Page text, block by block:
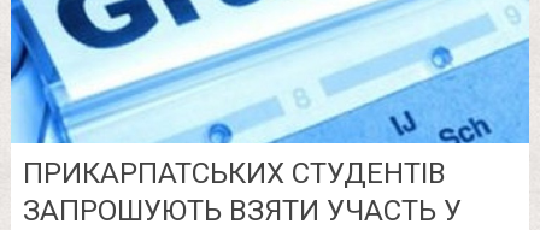
ПРИКАРПАТСЬКИХ СТУДЕНТІВ
ЗАПРОШУЮТЬ ВЗЯТИ УЧАСТЬ У